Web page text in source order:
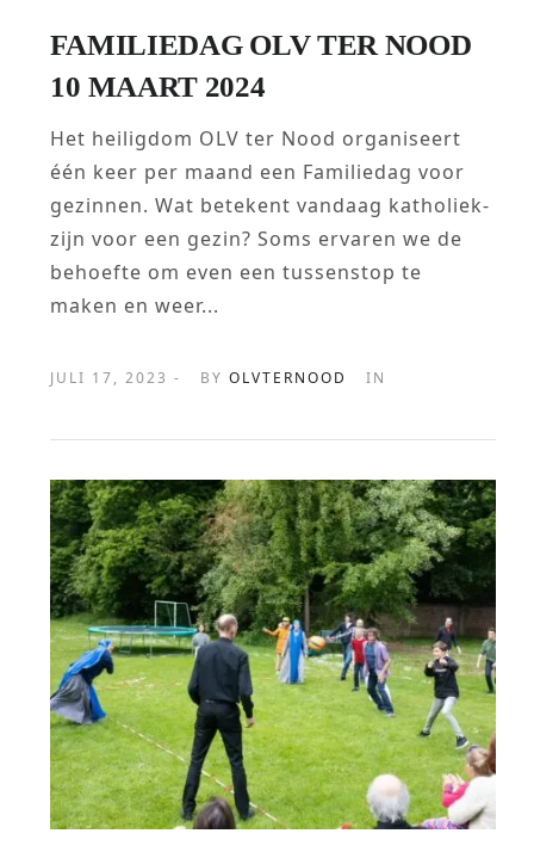
FAMILIEDAG OLV TER NOOD
10 MAART 2024
Het heiligdom OLV ter Nood organiseert
één keer per maand een Familiedag voor
gezinnen. Wat betekent vandaag katholiek-
zijn voor een gezin? Soms ervaren we de
behoefte om even een tussenstop te
maken en weer...
JULI 17, 2023 - BYOLVTERNOOD IN